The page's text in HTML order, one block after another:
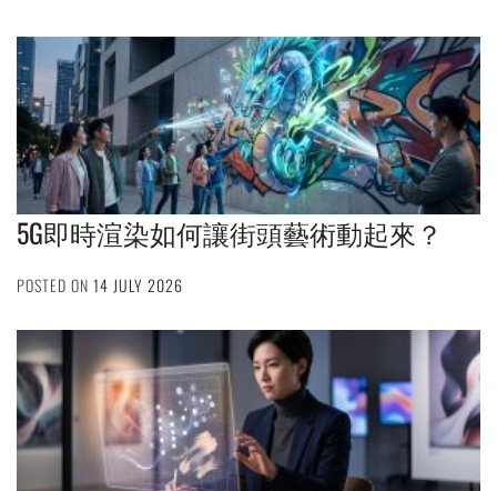
5G即時渲染如何讓街頭藝術動起來？
POSTED ON 14 JULY 2026